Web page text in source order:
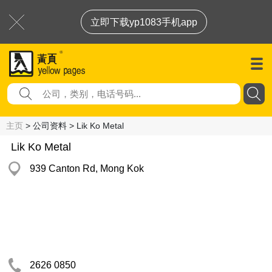
立即下载yp1083手机app
主页 > 公司资料 > Lik Ko Metal
Lik Ko Metal
939 Canton Rd, Mong Kok
2626 0850